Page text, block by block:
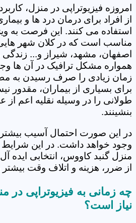
امروزه فیزیوتراپی در منزل،
از افراد برای درمان درد ها و
استفاده می کنند. این فرصت به
مناسب است که در کلان شهر
اصفهان، مشهد، شیراز و...
همواره مشکل ترافیک در آن ها
زمان زیادی را صرف رسیدن به
برای بسیاری از بیماران،
طولانی را در وسیله نقلیه اعم
بنشینند.
در این صورت احتمال آسیب
وجود خواهد داشت. در این شرایط
منزل گنبد کاووس، انتخابی
از ضرر، هزینه و اتلاف وقت
چه زمانی به فیزیوتراپی در
نیاز است؟